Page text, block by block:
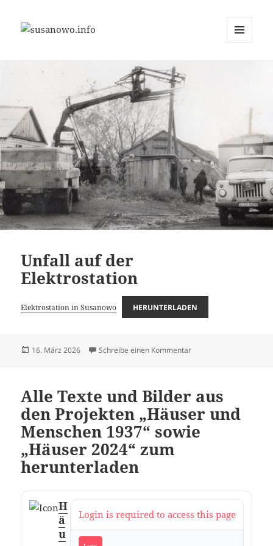
Unfall auf der
Elektrostation
Elektrostation in Susanowo HERUNTERLADEN
Veröffentlicht
16. März 2026 Schreibe einen Kommentarzu Unfall auf der
Alle Texte und Bilder aus
den Projekten „Häuser und
Menschen 1937“ sowie
„Häuser 2024“ zum
herunterladen
H
ä
u
Login is required to access this page